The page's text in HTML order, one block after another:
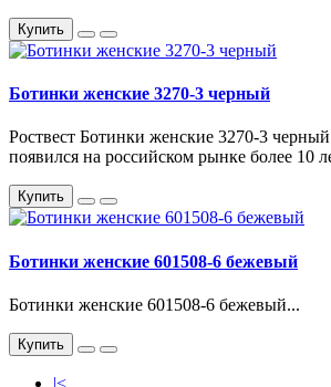
Купить
Ботинки женские 3270-3 черный
Роствест Ботинки женские 3270-3
появился на российском рынке более 10
Купить
Ботинки женские 601508-6 бежевый
Ботинки женские 601508-6 бежевый...
Купить
|<